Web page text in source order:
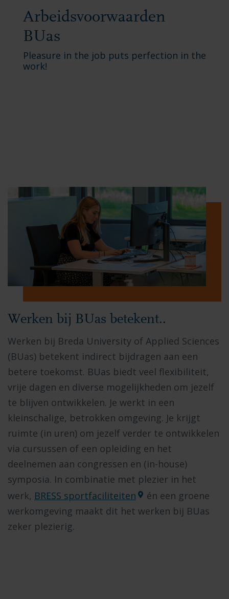
Arbeidsvoorwaarden
BUas
Pleasure in the job puts perfection in the
work!
Werken bij BUas betekent..
Werken bij Breda University of Applied Sciences
(BUas) betekent indirect bijdragen aan een
betere toekomst. BUas biedt veel flexibiliteit,
vrije dagen en diverse mogelijkheden om jezelf
te blijven ontwikkelen. Je werkt in een
kleinschalige, betrokken omgeving. Je krijgt
ruimte (in uren) om jezelf verder te ontwikkelen
via cursussen of een opleiding en het
deelnemen aan congressen en (in-house)
symposia. In combinatie met plezier in het
werk, BRESS sportfaciliteiten
én een groene
werkomgeving maakt dit het werken bij BUas
zeker plezierig.